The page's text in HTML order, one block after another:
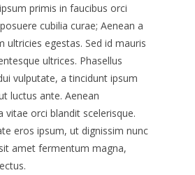
primis in faucibus orci
cubilia curae; Aenean a
ultricies egestas. Sed id mauris
ultrices. Phasellus
vulputate, a tincidunt ipsum
luctus ante. Aenean
vitae orci blandit scelerisque.
eros ipsum, ut dignissim nunc
amet fermentum magna,